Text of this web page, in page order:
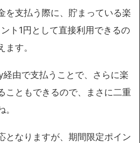
を支払う際に、貯まっている楽
ト1円として直接利用できるの
す。
経由で支払うことで、さらに楽
こともできるので、まさに二重
となりますが、期間限定ポイン